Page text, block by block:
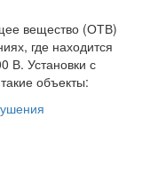
вещество (ОТВ)
где находится
В. Установки с
объекты: